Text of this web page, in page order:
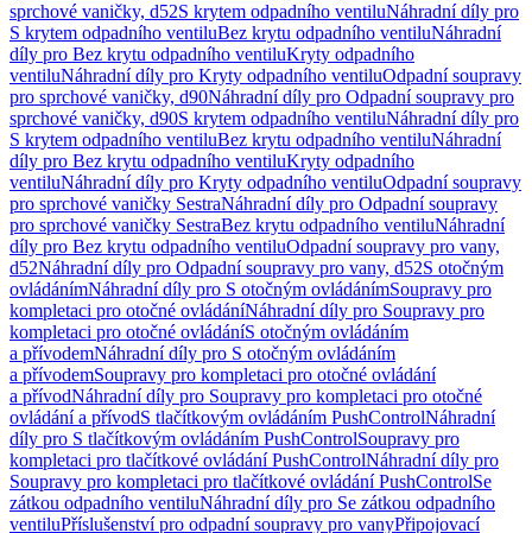
sprchové vaničky, d52S krytem odpadního ventiluNáhradní díly pro
S krytem odpadního ventiluBez krytu odpadního ventiluNáhradní
díly pro Bez krytu odpadního ventiluKryty odpadního
ventiluNáhradní díly pro Kryty odpadního ventiluOdpadní soupravy
pro sprchové vaničky, d90Náhradní díly pro Odpadní soupravy pro
sprchové vaničky, d90S krytem odpadního ventiluNáhradní díly pro
S krytem odpadního ventiluBez krytu odpadního ventiluNáhradní
díly pro Bez krytu odpadního ventiluKryty odpadního
ventiluNáhradní díly pro Kryty odpadního ventiluOdpadní soupravy
pro sprchové vaničky SestraNáhradní díly pro Odpadní soupravy
pro sprchové vaničky SestraBez krytu odpadního ventiluNáhradní
díly pro Bez krytu odpadního ventiluOdpadní soupravy pro vany,
d52Náhradní díly pro Odpadní soupravy pro vany, d52S otočným
ovládánímNáhradní díly pro S otočným ovládánímSoupravy pro
kompletaci pro otočné ovládáníNáhradní díly pro Soupravy pro
kompletaci pro otočné ovládáníS otočným ovládáním
a přívodemNáhradní díly pro S otočným ovládáním
a přívodemSoupravy pro kompletaci pro otočné ovládání
a přívodNáhradní díly pro Soupravy pro kompletaci pro otočné
ovládání a přívodS tlačítkovým ovládáním PushControlNáhradní
díly pro S tlačítkovým ovládáním PushControlSoupravy pro
kompletaci pro tlačítkové ovládání PushControlNáhradní díly pro
Soupravy pro kompletaci pro tlačítkové ovládání PushControlSe
zátkou odpadního ventiluNáhradní díly pro Se zátkou odpadního
ventiluPříslušenství pro odpadní soupravy pro vanyPřipojovací